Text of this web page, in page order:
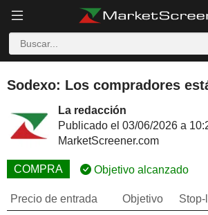
Sodexo: Los compradores
La redacción
Publicado el 03/06/2026 a
MarketScreener.com
COMPRA Objetivo alcanzado
Precio de entrada Objetivo Stop-